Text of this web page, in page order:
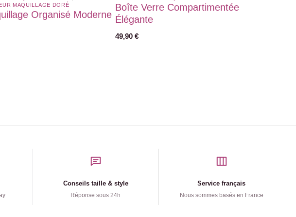
MAQUILLAGE DORÉ
Organisé Moderne
Boîte Verre Compartimentée
Élégante
49,90 €
Conseils taille & style
Réponse sous 24h
Service français
Nous sommes basés en France